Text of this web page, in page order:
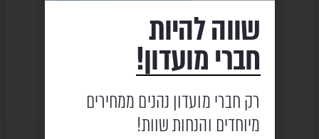
פינת אוכל – EMOTI 260 |
MIXX
₪20,639
10,320
שווה להיות
חברי מועדון!
רק חברי מועדון נהנים ממחירים
מיוחדים והנחות שוות!